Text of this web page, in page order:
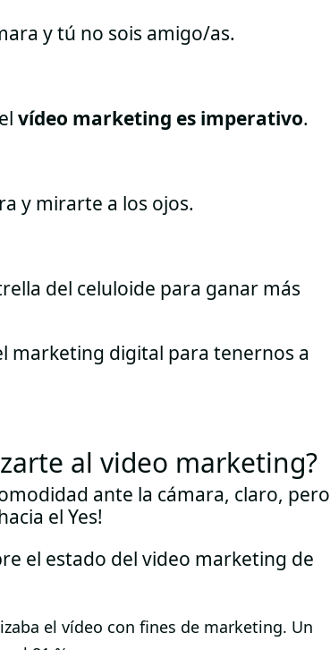
y tú no sois amigo/as.
vídeo marketing es imperativo.
y mirarte a los ojos.
del celuloide para ganar más
marketing digital para tenernos a
al video marketing?
ante la cámara, claro, pero
el Yes!
el estado del video marketing de
el vídeo con fines de marketing. Un